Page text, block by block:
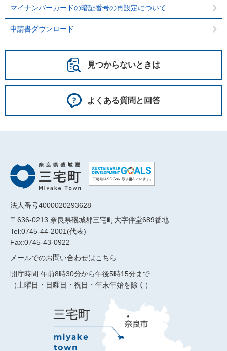
マイナンバーカードの暗証番号の再設定について
申請書ダウンロード
見つからないときは
よくある質問と回答
法人番号4000020293628
〒636-0213 奈良県磯城郡三宅町大字伴堂689番地
Tel:0745-44-2001(代表)
Fax:0745-43-0922
メールでのお問い合わせはこちら
開庁時間:午前8時30分から午後5時15分まで
（土曜日・日曜日・祝日・年末年始を除く）